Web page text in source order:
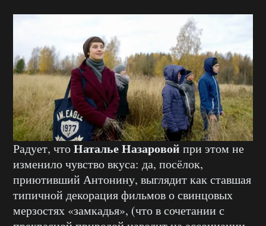
Радует, чтоНаталье Назаровой при этом не
изменило чувство вкуса: да, посёлок,
приютивший Антонину, выглядит как ставшая
типичной декорация фильмов о свинцовых
мерзостях «замкадья», (что в сочетании с